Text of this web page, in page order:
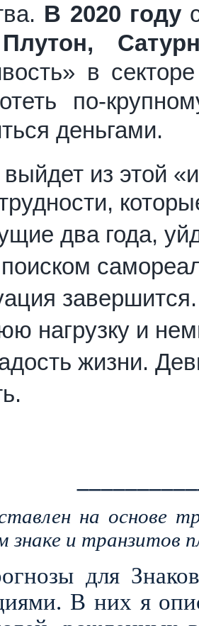
В 2020 году
Плутон,
в
по-
деньгами.
выйдет из этой
два года,
нагрузку и
жизни.
на основе
знаке и транзитов
для
В них я